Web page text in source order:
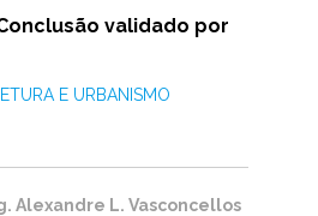
validado por
E URBANISMO
Alexandre L. Vasconcellos